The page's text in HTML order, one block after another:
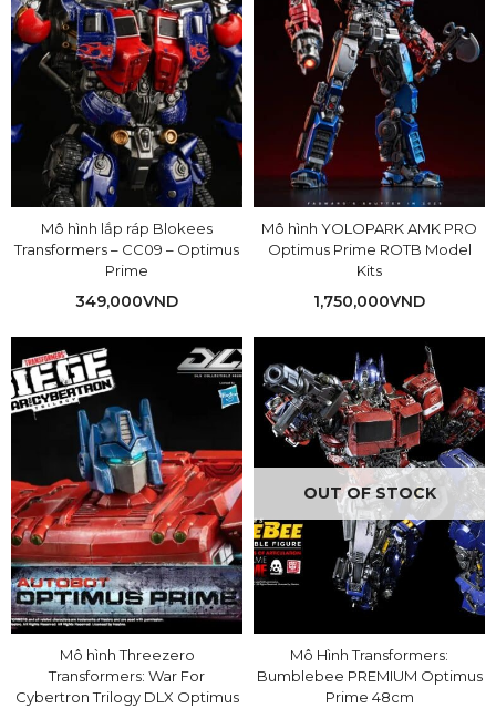
Mô hình lắp ráp Blokees
Transformers – CC09 – Optimus
Prime
349,000VND
Mô hình YOLOPARK AMK PRO
Optimus Prime ROTB Model
Kits
1,750,000VND
Mô hình Threezero
Transformers: War For
Cybertron Trilogy DLX Optimus
OUT OF STOCK
Mô Hình Transformers:
Bumblebee PREMIUM Optimus
Prime 48cm